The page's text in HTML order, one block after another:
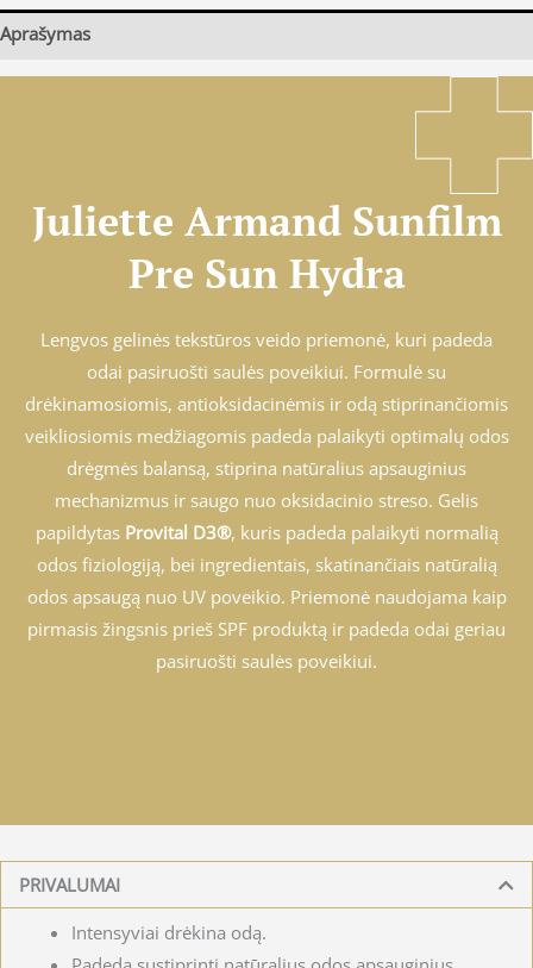
Aprašymas
Juliette Armand Sunfilm
Pre Sun Hydra
Lengvos gelinės tekstūros veido priemonė, kuri padeda
odai pasiruošti saulės poveikiui. Formulė su
drėkinamosiomis, antioksidacinėmis ir odą stiprinančiomis
veikliosiomis medžiagomis padeda palaikyti optimalų odos
drėgmės balansą, stiprina natūralius apsauginius
mechanizmus ir saugo nuo oksidacinio streso. Gelis
papildytas Provital D3®, kuris padeda palaikyti normalią
odos fiziologiją, bei ingredientais, skatinančiais natūralią
odos apsaugą nuo UV poveikio. Priemonė naudojama kaip
pirmasis žingsnis prieš SPF produktą ir padeda odai geriau
pasiruošti saulės poveikiui.
PRIVALUMAI
Intensyviai drėkina odą.